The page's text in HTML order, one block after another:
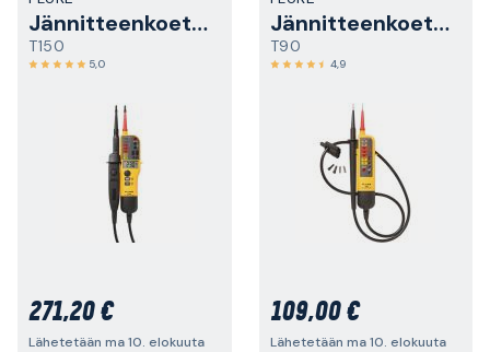
Jännitteenkoetin
T150
5,0
271,20 €
Lähetetään ma 10. elokuuta
Jännitteenkoetin
T90
4,9
109,00 €
Lähetetään ma 10. elokuuta